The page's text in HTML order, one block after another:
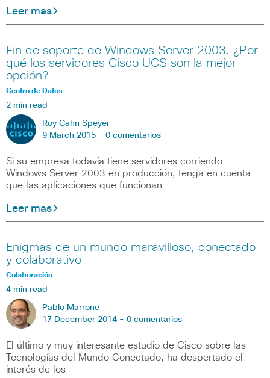
Leer mas
Fin de soporte de Windows Server 2003. ¿Por
qué los servidores Cisco UCS son la mejor
opción?
Centro de Datos
2 min read
Roy Cahn Speyer
9 March 2015 - 0 comentarios
Si su empresa todavía tiene servidores corriendo
Windows Server 2003 en producción, tenga en cuenta
que las aplicaciones que funcionan
Leer mas
Enigmas de un mundo maravilloso, conectado
y colaborativo
Colaboración
4 min read
Pablo Marrone
17 December 2014 - 0 comentarios
El último y muy interesante estudio de Cisco sobre las
Tecnologías del Mundo Conectado, ha despertado el
interés de los